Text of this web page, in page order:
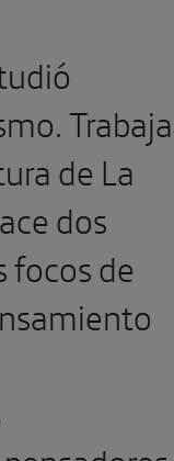
Trabaja
de La
dos
focos de